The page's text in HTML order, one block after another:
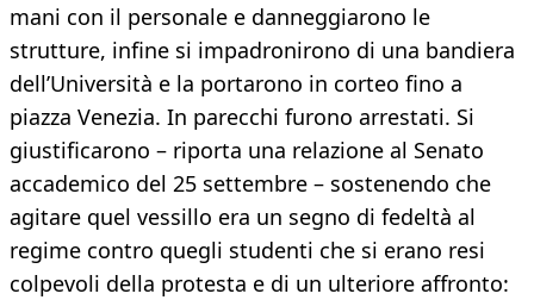
mani con il personale e danneggiarono le
strutture, infine si impadronirono di una bandiera
dell’Università e la portarono in corteo fino a
piazza Venezia. In parecchi furono arrestati. Si
giustificarono – riporta una relazione al Senato
accademico del 25 settembre – sostenendo che
agitare quel vessillo era un segno di fedeltà al
regime contro quegli studenti che si erano resi
colpevoli della protesta e di un ulteriore affronto: